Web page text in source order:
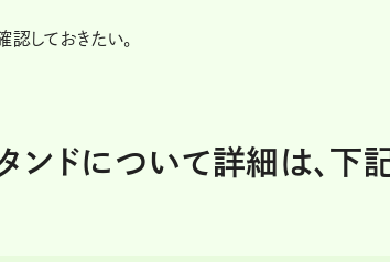
しておきたい。
ンドについて詳細は、下